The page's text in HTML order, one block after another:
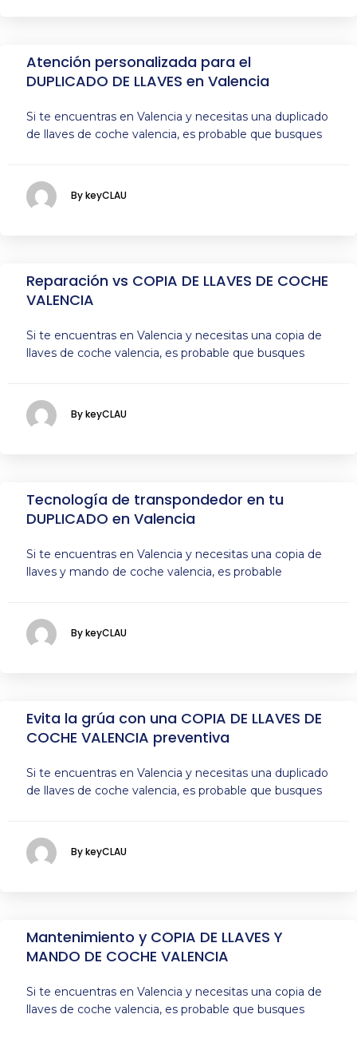
Atención personalizada para el
DUPLICADO DE LLAVES en Valencia
Si te encuentras en Valencia y necesitas una duplicado
de llaves de coche valencia, es probable que busques
By keyCLAU
Reparación vs COPIA DE LLAVES DE COCHE
VALENCIA
Si te encuentras en Valencia y necesitas una copia de
llaves de coche valencia, es probable que busques
By keyCLAU
Tecnología de transpondedor en tu
DUPLICADO en Valencia
Si te encuentras en Valencia y necesitas una copia de
llaves y mando de coche valencia, es probable
By keyCLAU
Evita la grúa con una COPIA DE LLAVES DE
COCHE VALENCIA preventiva
Si te encuentras en Valencia y necesitas una duplicado
de llaves de coche valencia, es probable que busques
By keyCLAU
Mantenimiento y COPIA DE LLAVES Y
MANDO DE COCHE VALENCIA
Si te encuentras en Valencia y necesitas una copia de
llaves de coche valencia, es probable que busques